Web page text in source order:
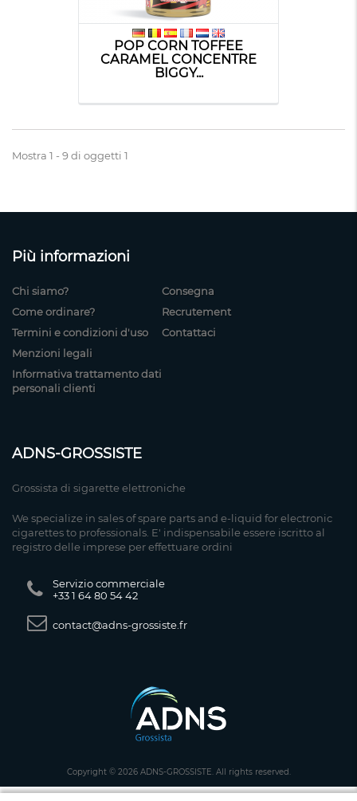
POP CORN TOFFEE
CARAMEL CONCENTRE
BIGGY...
Mostra 1 - 9 di oggetti 1
Più informazioni
Chi siamo?
Come ordinare?
Termini e condizioni d'uso
Menzioni legali
Informativa trattamento dati
personali clienti
Consegna
Recrutement
Contattaci
ADNS-GROSSISTE
Grossista di sigarette elettroniche
We specialize in sales of spare parts and e-liquid for electronic
cigarettes to professionals. E' indispensabile essere iscritto al
registro delle imprese per effettuare ordini
Servizio commerciale
+33 1 64 80 54 42
contact@adns-grossiste.fr
Copyright © 2026 ADNS-GROSSISTE. All rights reserved.